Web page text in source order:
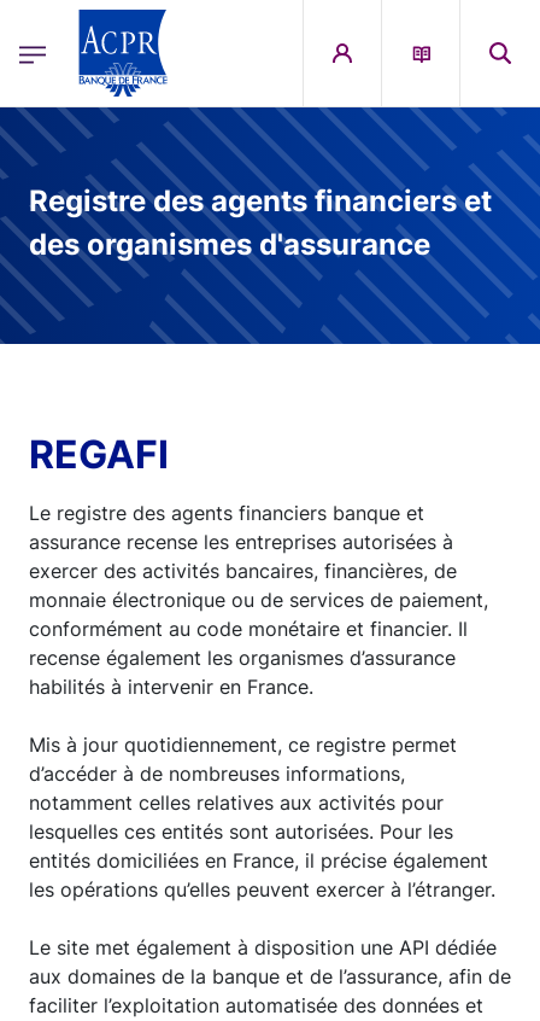
ACPR Menu Principal (French)
Registre des agents financiers et
des organismes d'assurance
REGAFI
Le registre des agents financiers banque et
assurance recense les entreprises autorisées à
exercer des activités bancaires, financières, de
monnaie électronique ou de services de paiement,
conformément au code monétaire et financier. Il
recense également les organismes d’assurance
habilités à intervenir en France.
Mis à jour quotidiennement, ce registre permet
d’accéder à de nombreuses informations,
notamment celles relatives aux activités pour
lesquelles ces entités sont autorisées. Pour les
entités domiciliées en France, il précise également
les opérations qu’elles peuvent exercer à l’étranger.
Le site met également à disposition une API dédiée
aux domaines de la banque et de l’assurance, afin de
faciliter l’exploitation automatisée des données et